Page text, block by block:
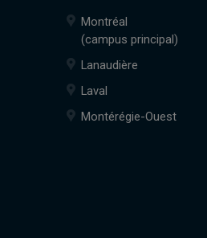
Montréal
(campus principal)
Lanaudière
Laval
Montérégie-Ouest